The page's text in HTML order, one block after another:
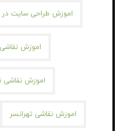
اموزش طراحی سایت در
اموزش
اموزش نقاشی
اموزش نقاشی تهرانسر